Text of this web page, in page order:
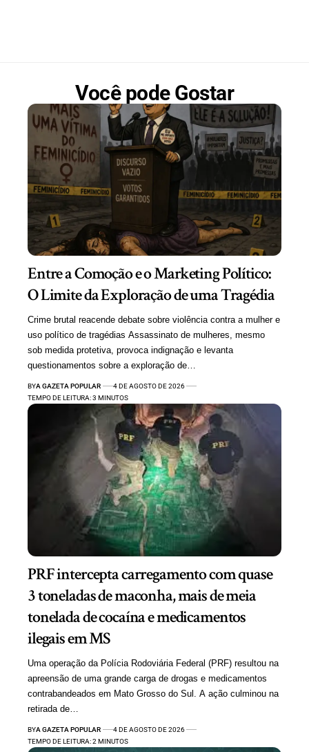
Você pode Gostar
Entre a Comoção e o Marketing Político:
O Limite da Exploração de uma Tragédia
Crime brutal reacende debate sobre violência contra a mulher e
uso político de tragédias Assassinato de mulheres, mesmo
sob medida protetiva, provoca indignação e levanta
questionamentos sobre a exploração de…
BYA GAZETA POPULAR
4 DE AGOSTO DE 2026
TEMPO DE LEITURA: 3 MINUTOS
PRF intercepta carregamento com quase
3 toneladas de maconha, mais de meia
tonelada de cocaína e medicamentos
ilegais em MS
Uma operação da Polícia Rodoviária Federal (PRF) resultou na
apreensão de uma grande carga de drogas e medicamentos
contrabandeados em Mato Grosso do Sul. A ação culminou na
retirada de…
BYA GAZETA POPULAR
4 DE AGOSTO DE 2026
TEMPO DE LEITURA: 2 MINUTOS